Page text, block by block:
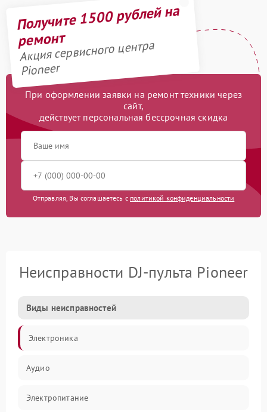
Получите 1500 рублей на
ремонт
Акция сервисного центра
Pioneer
При оформлении заявки на ремонт техники через
сайт,
действует персональная бессрочная скидка
Отправляя, Вы соглашаетесь с политикой конфиденциальности
Неисправности DJ-пульта Pioneer
Виды неисправностей
Электроника
Аудио
Электропитание